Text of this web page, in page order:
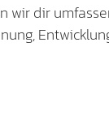
dir